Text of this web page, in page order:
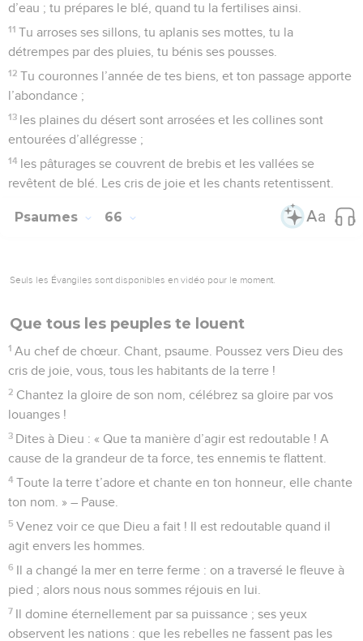
d’eau ; tu prépares le blé, quand tu la fertilises ainsi.
11 Tu arroses ses sillons, tu aplanis ses mottes, tu la
détrempes par des pluies, tu bénis ses pousses.
12 Tu couronnes l’année de tes biens, et ton passage apporte
l’abondance ;
13 les plaines du désert sont arrosées et les collines sont
entourées d’allégresse ;
14 les pâturages se couvrent de brebis et les vallées se
revêtent de blé. Les cris de joie et les chants retentissent.
Psaumes 66
Seuls les Évangiles sont disponibles en vidéo pour le moment.
Que tous les peuples te louent
1 Au chef de chœur. Chant, psaume. Poussez vers Dieu des
cris de joie, vous, tous les habitants de la terre !
2 Chantez la gloire de son nom, célébrez sa gloire par vos
louanges !
3 Dites à Dieu : « Que ta manière d’agir est redoutable ! A
cause de la grandeur de ta force, tes ennemis te flattent.
4 Toute la terre t’adore et chante en ton honneur, elle chante
ton nom. » – Pause.
5 Venez voir ce que Dieu a fait ! Il est redoutable quand il
agit envers les hommes.
6 Il a changé la mer en terre ferme : on a traversé le fleuve à
pied ; alors nous nous sommes réjouis en lui.
7 Il domine éternellement par sa puissance ; ses yeux
observent les nations : que les rebelles ne fassent pas les